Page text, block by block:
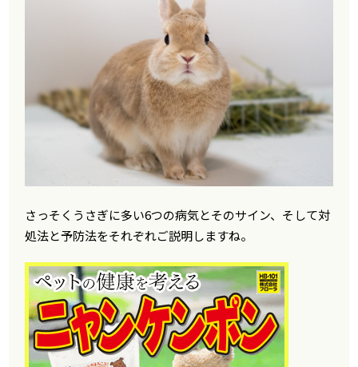
さっそくうさぎに多い6つの病気とそのサイン、そして対
処法と予防法をそれぞれご説明しますね。